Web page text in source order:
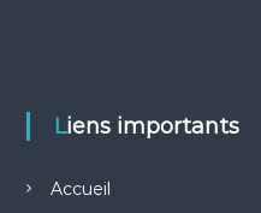
Liens importants
Accueil